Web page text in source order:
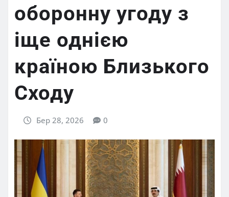
оборонну угоду з
іще однією
країною Близького
Сходу
Бер 28, 2026 0